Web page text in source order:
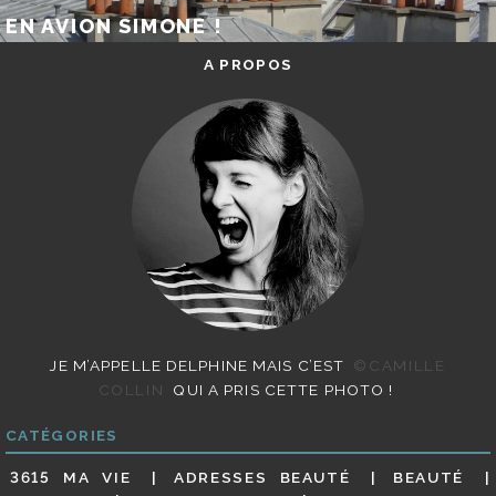
EN AVION SIMONE !
A PROPOS
JE M’APPELLE DELPHINE MAIS C’EST
©CAMILLE
COLLIN
QUI A PRIS CETTE PHOTO !
CATÉGORIES
3615 MA VIE ADRESSES BEAUTÉ
BEAUTÉ